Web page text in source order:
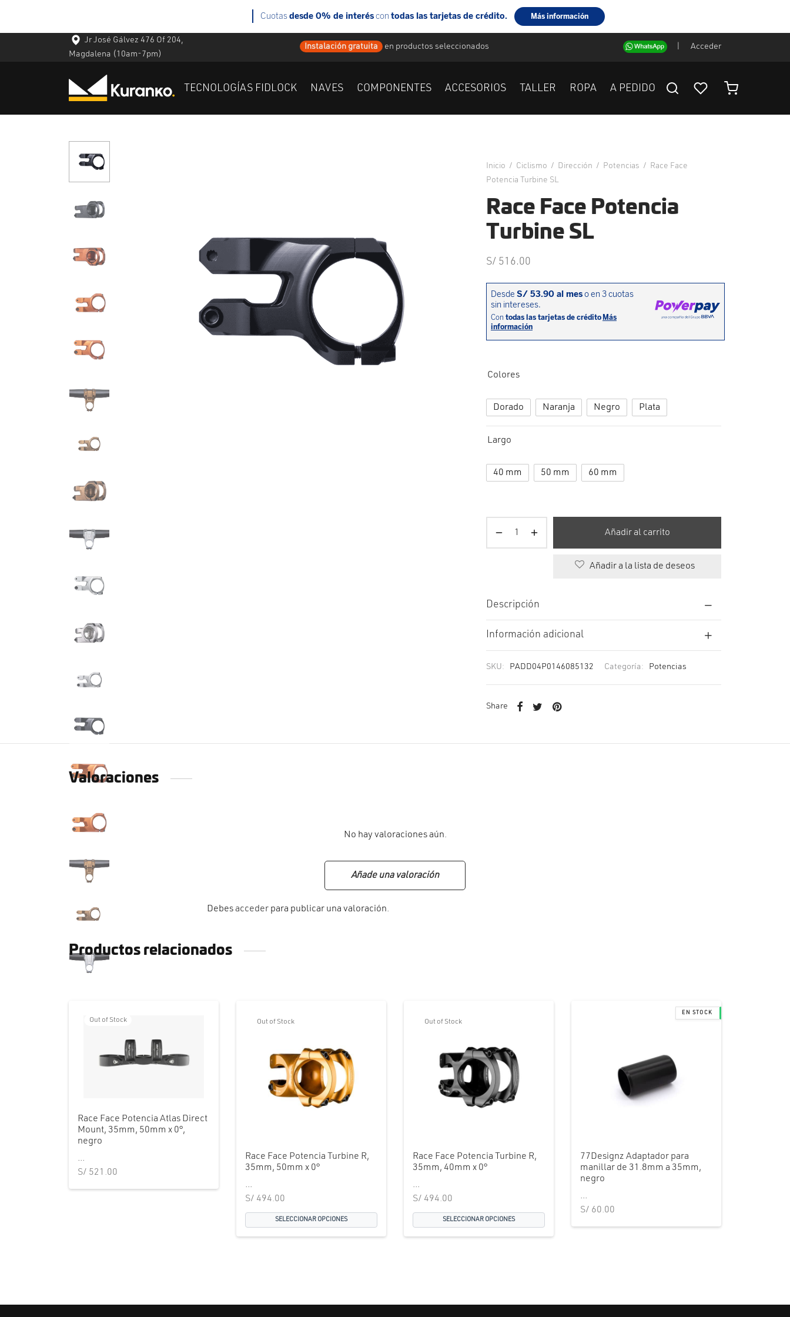
Jr José Gálvez 476 Of 204,
Magdalena (10am-7pm)
Instalación gratuita en productos seleccionados Acceder
TECNOLOGÍAS FIDLOCK NAVES COMPONENTES ACCESORIOS TALLER ROPA A PEDIDO
Inicio / Ciclismo / Dirección / Potencias /
Race Face
Potencia Turbine SL
Race Face Potencia
Turbine SL
S/ 516.00
Colores
Dorado Naranja Negro Plata
Largo
40 mm 50 mm 60 mm
Añadir al carrito
Añadir a la lista de deseos
Descripción
Información adicional
SKU: PADD04P0146085132 Categoría: Potencias
Share
Valoraciones
No hay valoraciones aún.
Añade una valoración
Debesacceder para publicar una valoración.
Productos relacionados
Out of Stock
Race Face Potencia Atlas Direct
Mount, 35mm, 50mm x 0°,
negro
...
S/ 521.00
Out of Stock
Race Face Potencia Turbine R,
35mm, 50mm x 0°
...
S/ 494.00
SELECCIONAR OPCIONES
Out of Stock
Race Face Potencia Turbine R,
35mm, 40mm x 0°
...
S/ 494.00
SELECCIONAR OPCIONES
77Designz Adaptador para
manillar de 31.8mm a 35mm,
negro
...
S/ 60.00